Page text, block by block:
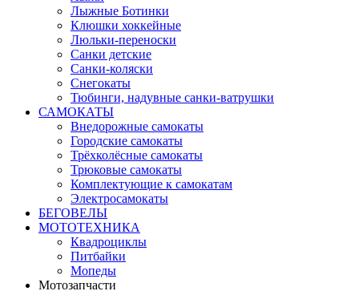
Лыжные Ботинки
Клюшки хоккейные
Люльки-переноски
Санки детские
Санки-коляски
Снегокаты
Тюбинги, надувные санки-ватрушки
САМОКАТЫ
Внедорожные самокаты
Городские самокаты
Трёхколёсные самокаты
Трюковые самокаты
Комплектующие к самокатам
Электросамокаты
БЕГОВЕЛЫ
МОТОТЕХНИКА
Квадроциклы
Питбайки
Мопеды
Мотозапчасти